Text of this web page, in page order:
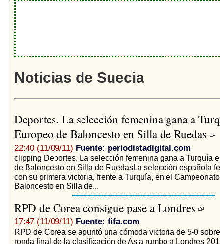
Noticias de Suecia
Deportes. La selección femenina gana a
Europeo de Baloncesto en Silla de Ruedas
22:40 (11/09/11) Fuente: periodistadigital.com
clipping Deportes. La selección femenina gana a Turquía
de Baloncesto en Silla de RuedasLa selección española
con su primera victoria, frente a Turquía, en el
Baloncesto en Silla de...
RPD de Corea consigue pase a Londres
17:47 (11/09/11) Fuente: fifa.com
RPD de Corea se apuntó una cómoda victoria de 5-0
ronda final de la clasificación de Asia rumbo a Londres